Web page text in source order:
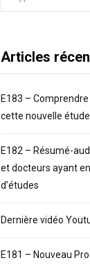
Articles
E183 –
cette nouvelle
E182 – Résumé-
et docteurs ayant
d’études
Dernière vidéo
E181 – Nouveau